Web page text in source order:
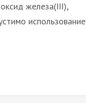
железа(III),
использование